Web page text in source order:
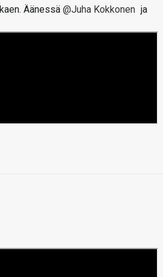
Äänessä @Juha Kokkonen ja